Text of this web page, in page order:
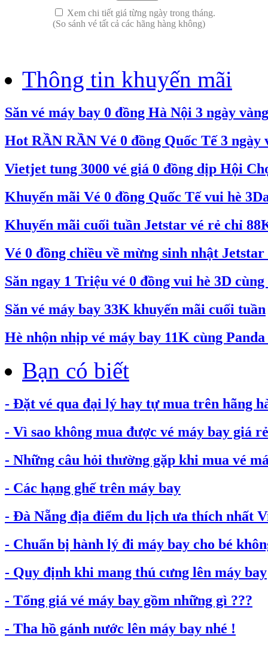
Xem chi tiết giá từng ngày trong tháng.
(So sánh vé tất cả các hãng hàng không)
Thông tin khuyến mãi
Săn vé máy bay 0 đồng Hà Nội 3 ngày vàng
Hot RẦN RẦN Vé 0 đồng Quốc Tế 3 ngày
Vietjet tung 3000 vé giá 0 đồng dịp Hội
Khuyến mãi Vé 0 đồng Quốc Tế vui hè
Khuyến mãi cuối tuần Jetstar vé rẻ chỉ
Vé 0 đồng chiều về mừng sinh nhật
Săn ngay 1 Triệu vé 0 đồng vui hè 3D
Săn vé máy bay 33K khuyến mãi cuối tuần
Hè nhộn nhịp vé máy bay 11K cùng
Bạn có biết
- Đặt vé qua đại lý hay tự mua trên hãng
- Vì sao không mua được vé máy bay giá
- Những câu hỏi thường gặp khi mua vé
- Các hạng ghế trên máy bay
- Đà Nẵng địa điểm du lịch ưa thích nhất
- Chuẩn bị hành lý đi máy bay cho bé
- Quy định khi mang thú cưng lên máy bay
- Tổng giá vé máy bay gồm những gì ???
- Tha hồ gánh nước lên máy bay nhé !